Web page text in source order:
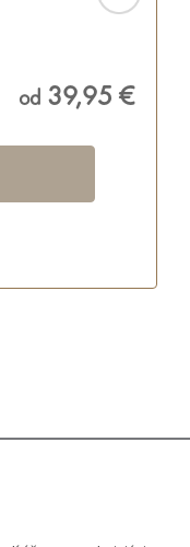
od 39,95 €